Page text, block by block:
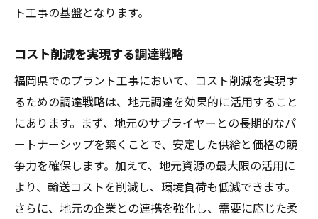
ト工事の基盤となります。
コスト削減を実現する調達戦略
福岡県でのプラント工事において、コスト削減を実現す
るための調達戦略は、地元調達を効果的に活用すること
にあります。まず、地元のサプライヤーとの長期的なパ
ートナーシップを築くことで、安定した供給と価格の競
争力を確保します。加えて、地元資源の最大限の活用に
より、輸送コストを削減し、環境負荷も低減できます。
さらに、地元の企業との連携を強化し、需要に応じた柔